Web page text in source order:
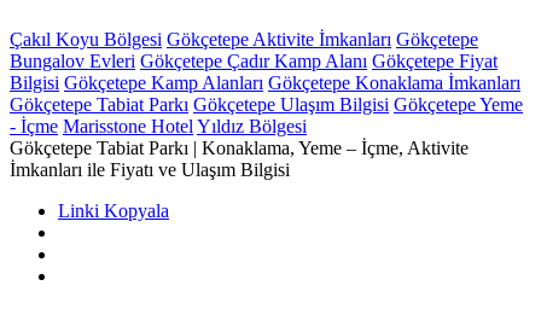
Çakıl Koyu Bölgesi Gökçetepe Aktivite İmkanları Gökçetepe
Bungalov Evleri Gökçetepe Çadır Kamp Alanı Gökçetepe Fiyat
Bilgisi Gökçetepe Kamp Alanları Gökçetepe Konaklama İmkanları
Gökçetepe Tabiat Parkı Gökçetepe Ulaşım Bilgisi Gökçetepe Yeme
- İçme Marisstone Hotel Yıldız Bölgesi
Gökçetepe Tabiat Parkı | Konaklama, Yeme – İçme, Aktivite
İmkanları ile Fiyatı ve Ulaşım Bilgisi
Linki Kopyala